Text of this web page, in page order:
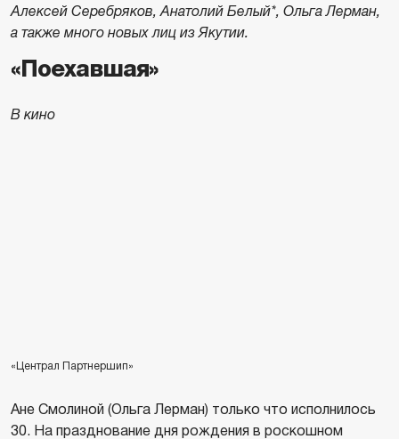
Алексей Серебряков, Анатолий Белый*, Ольга Лерман,
а также много новых лиц из Якутии.
«Поехавшая»
В кино
«Централ Партнершип»
Ане Смолиной (Ольга Лерман) только что исполнилось
30. На празднование дня рождения в роскошном